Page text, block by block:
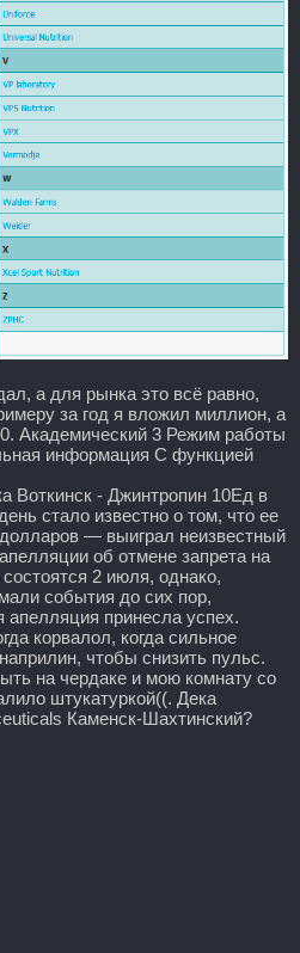
а для рынка это всё равно,
за год я вложил миллион, а
Академический 3 Режим работы
информация С функцией
Воткинск - Джинтропин 10Ед в
стало известно о том, что ее
— выиграл неизвестный
об отмене запрета на
2 июля, однако,
события до сих пор,
апелляция принесла успех.
корвалол, когда сильное
чтобы снизить пульс.
на чердаке и мою комнату со
штукатуркой((. Дека
Каменск-Шахтинский?